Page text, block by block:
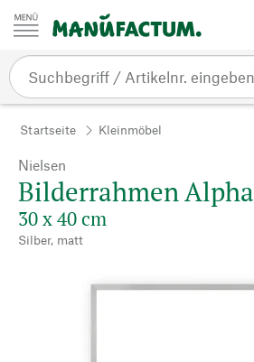
Zum Inhalt springen
Startseite Kleinmöbel
Nielsen
Bilderrahmen Alpha
30 x 40 cm
Silber, matt